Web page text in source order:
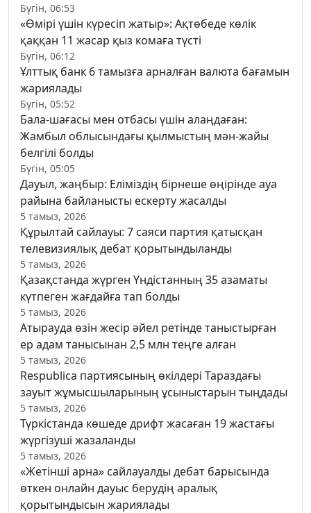
Бүгін, 06:53
«Өмірі үшін күресіп жатыр»: Ақтөбеде көлік
қаққан 11 жасар қыз комаға түсті
Бүгін, 06:12
Ұлттық банк 6 тамызға арналған валюта бағамын
жариялады
Бүгін, 05:52
Бала-шағасы мен отбасы үшін алаңдаған:
Жамбыл облысындағы қылмыстың мән-жайы
белгілі болды
Бүгін, 05:05
Дауыл, жаңбыр: Еліміздің бірнеше өңірінде ауа
райына байланысты ескерту жасалды
5 тамыз, 2026
Құрылтай сайлауы: 7 саяси партия қатысқан
телевизиялық дебат қорытындыланды
5 тамыз, 2026
Қазақстанда жүрген Үндістанның 35 азаматы
күтпеген жағдайға тап болды
5 тамыз, 2026
Атырауда өзін жесір әйел ретінде таныстырған
ер адам танысынан 2,5 млн теңге алған
5 тамыз, 2026
Respublica партиясының өкілдері Тараздағы
зауыт жұмысшыларының ұсыныстарын тыңдады
5 тамыз, 2026
Түркістанда көшеде дрифт жасаған 19 жастағы
жүргізуші жазаланды
5 тамыз, 2026
«Жетінші арна» сайлауалды дебат барысында
өткен онлайн дауыс берудің аралық
қорытындысын жариялады